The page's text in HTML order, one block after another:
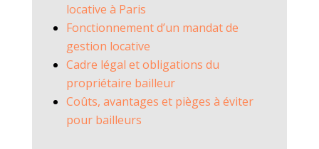
locative à Paris
Fonctionnement d’un mandat de
gestion locative
Cadre légal et obligations du
propriétaire bailleur
Coûts, avantages et pièges à éviter
pour bailleurs